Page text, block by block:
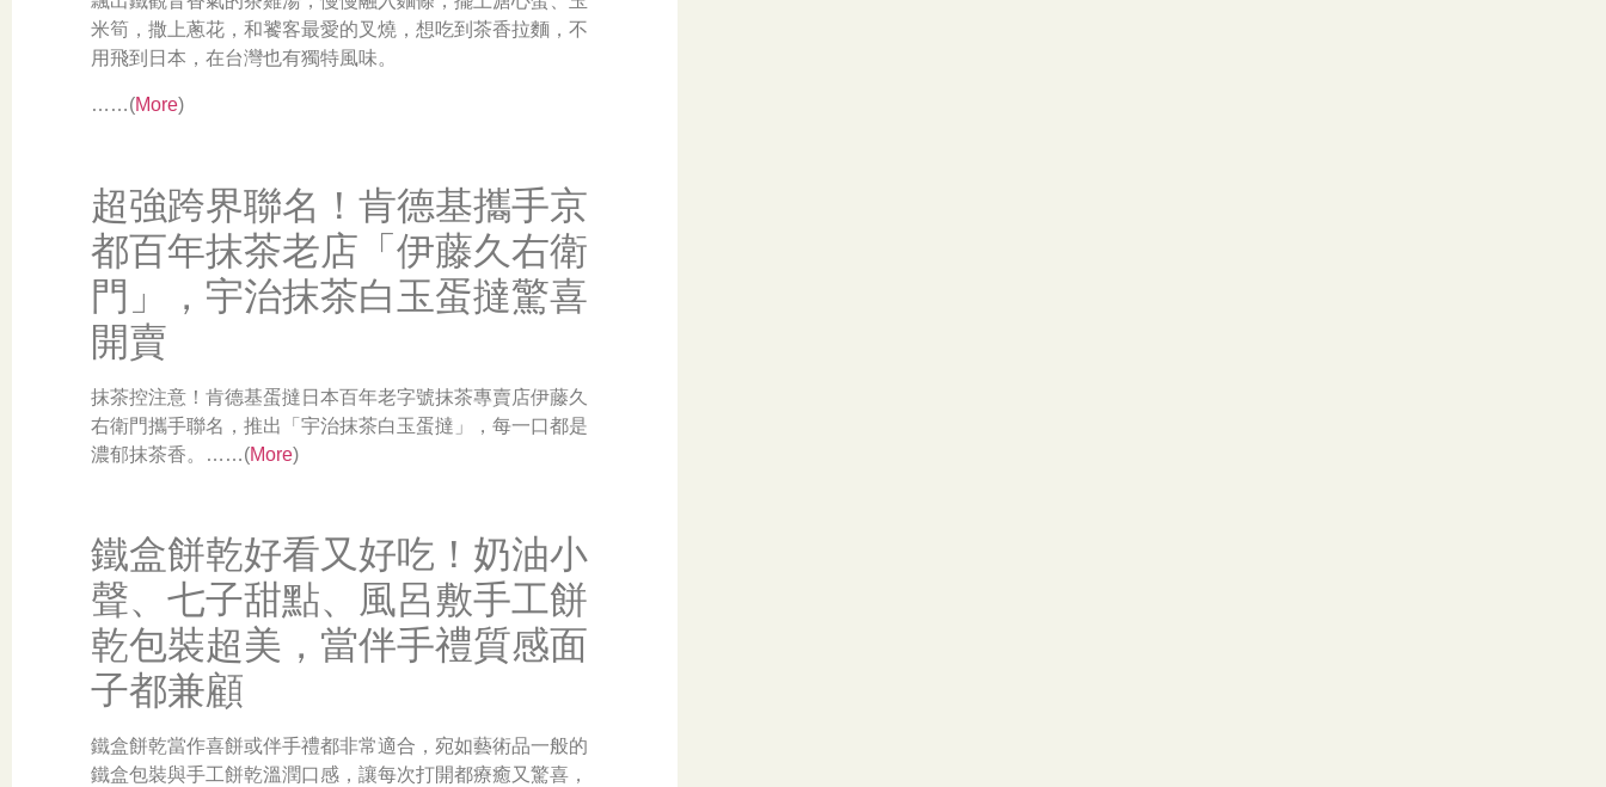
米筍，撒上蔥花，和饕客最愛的叉燒，想吃到茶香拉麵，不
用飛到日本，在台灣也有獨特風味。
……(More)
超強跨界聯名！肯德基攜手京
都百年抹茶老店「伊藤久右衛
門」，宇治抹茶白玉蛋撻驚喜
開賣
抹茶控注意！肯德基蛋撻日本百年老字號抹茶專賣店伊藤久
右衛門攜手聯名，推出「宇治抹茶白玉蛋撻」，每一口都是
濃郁抹茶香。……(More)
鐵盒餅乾好看又好吃！奶油小
聲、七子甜點、風呂敷手工餅
乾包裝超美，當伴手禮質感面
子都兼顧
鐵盒餅乾當作喜餅或伴手禮都非常適合，宛如藝術品一般的
鐵盒包裝與手工餅乾溫潤口感，讓每次打開都療癒又驚喜，